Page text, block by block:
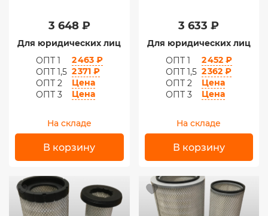
3 648 ₽
Для юридических лиц
ОПТ 1
2 463 ₽
ОПТ 1,5 2 371 ₽
ОПТ 2
Цена
ОПТ 3
Цена
На складе
В корзину
3 633 ₽
Для юридических лиц
ОПТ 1
2 452 ₽
ОПТ 1,5 2 362 ₽
ОПТ 2
Цена
ОПТ 3
Цена
На складе
В корзину